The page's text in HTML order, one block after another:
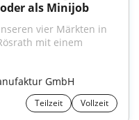
als Minijob
vier Märkten in
mit einem
GmbH
Teilzeit Vollzeit